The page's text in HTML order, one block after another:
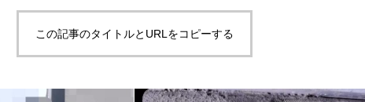
この記事のタイトルとURLをコピーする